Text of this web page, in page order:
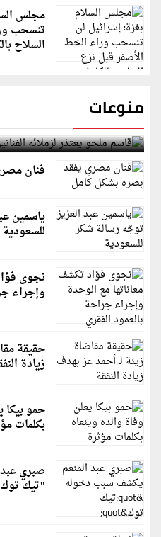
مجلس
تنسحب
السلاح
منوعات
قاسم ملحو يعتذر لزملائه
فنان
ياسمين
للسعودية
نجوى
وإجراء
حقيقة
زيادة
حمو بيكا
بكلمات
صبري
"تيك